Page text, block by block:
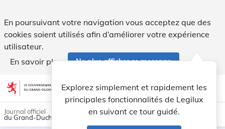
En poursuivant votre navigation vous acceptez que des
cookies soient utilisés afin d’améliorer votre expérience
utilisateur.
En savoir plus
Ne plus afficher ce message
Aller au contenu account_circle help Aide
Explorez simplement et rapidement les
principales fonctionnalités de Legilux
en suivant ce tour guidé.
light_mode dark_mode
Journal officiel
du Grand-Duché de Luxembourg